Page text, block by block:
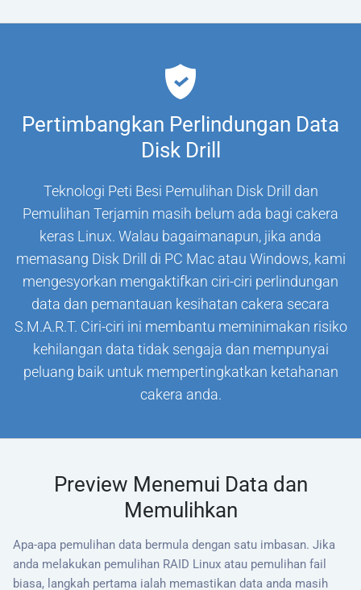
Pertimbangkan Perlindungan Data
Disk Drill
Teknologi Peti Besi Pemulihan Disk Drill dan
Pemulihan Terjamin masih belum ada bagi cakera
keras Linux. Walau bagaimanapun, jika anda
memasang Disk Drill di PC Mac atau Windows, kami
mengesyorkan mengaktifkan ciri-ciri perlindungan
data dan pemantauan kesihatan cakera secara
S.M.A.R.T. Ciri-ciri ini membantu meminimakan risiko
kehilangan data tidak sengaja dan mempunyai
peluang baik untuk mempertingkatkan ketahanan
cakera anda.
Preview Menemui Data dan
Memulihkan
Apa-apa pemulihan data bermula dengan satu imbasan. Jika
anda melakukan pemulihan RAID Linux atau pemulihan fail
biasa, langkah pertama ialah memastikan data anda masih